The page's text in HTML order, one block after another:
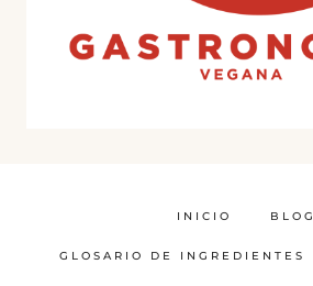
INICIO BLOG
GLOSARIO DE INGREDIENTES